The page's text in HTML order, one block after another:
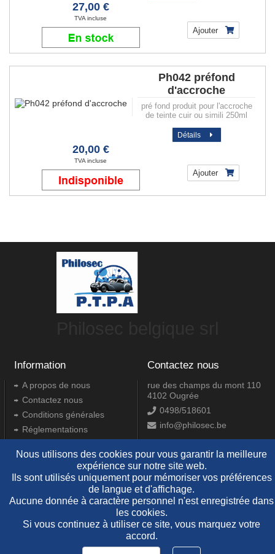
Nous utilisons des cookies pour vous garantir la meilleure
expérience sur notre site web.
Ils sont utilisés uniquement pour mémoriser vos préférences
de langue et d'affichage.
Aucune donnée à caractère personnel n'est enregistrée dans
les cookies.
Si vous continuez à utiliser ce site, vous marquez votre
accord.
27,00 €
TVA incluse
Ajouter
Ph042 préfond
d'accroche
pré fond produit pour l'accroche
de teinte cuir ou simili 250ml
Détails
20,00 €
TVA incluse
Ajouter
Information
A propos de nous
Contactez nous
Conditions générales
Réglementations
RGPD
Contactez nous
rue des champs du mont 110
4102 Ougrée
0498/518601
info@philosec.be
2.15.0.0
Copyright © 2009-2024 Daniel Pire Informatique srl